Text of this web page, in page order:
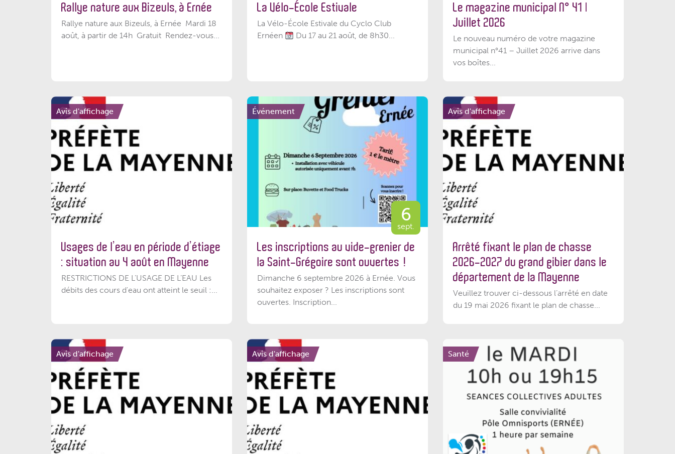
Rallye nature aux Bizeuls, à Ernée
Rallye nature aux Bizeuls, à Ernée Mardi 18
août, à partir de 14h Gratuit Rendez-vous...
La Vélo-École Estivale
La Vélo-École Estivale du Cyclo Club
Ernéen
Du 17 au 21 août, de 8h30...
Le magazine municipal N° 41 |
Juillet 2026
Le nouveau numéro de votre magazine
municipal n°41 – Juillet 2026 arrive dans
vos boîtes...
Avis d'affichage
Usages de l’eau en période d’étiage
: situation au 4 août en Mayenne
RESTRICTIONS DE L’USAGE DE L’EAU Les
débits des cours d'eau ont atteint le seuil :...
Événement
6
sept.
Les inscriptions au vide-grenier de
la Saint-Grégoire sont ouvertes !
Dimanche 6 septembre 2026 à Ernée. Vous
souhaitez exposer ? Les inscriptions sont
ouvertes. Inscription...
Avis d'affichage
Arrêté fixant le plan de chasse
2026-2027 du grand gibier dans le
département de la Mayenne
Veuillez trouver ci-dessous l’arrêté en date
du 19 mai 2026 fixant le plan de chasse...
Avis d'affichage Avis d'affichage Santé